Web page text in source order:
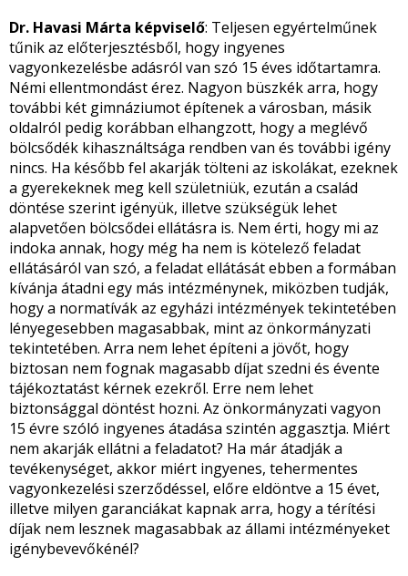
Dr. Havasi Márta képviselő: Teljesen egyértelműnek
tűnik az előterjesztésből, hogy ingyenes
vagyonkezelésbe adásról van szó 15 éves időtartamra.
Némi ellentmondást érez. Nagyon büszkék arra, hogy
további két gimnáziumot építenek a városban, másik
oldalról pedig korábban elhangzott, hogy a meglévő
bölcsődék kihasználtsága rendben van és további igény
nincs. Ha később fel akarják tölteni az iskolákat, ezeknek
a gyerekeknek meg kell születniük, ezután a család
döntése szerint igényük, illetve szükségük lehet
alapvetően bölcsődei ellátásra is. Nem érti, hogy mi az
indoka annak, hogy még ha nem is kötelező feladat
ellátásáról van szó, a feladat ellátását ebben a formában
kívánja átadni egy más intézménynek, miközben tudják,
hogy a normatívák az egyházi intézmények tekintetében
lényegesebben magasabbak, mint az önkormányzati
tekintetében. Arra nem lehet építeni a jövőt, hogy
biztosan nem fognak magasabb díjat szedni és évente
tájékoztatást kérnek ezekről. Erre nem lehet
biztonsággal döntést hozni. Az önkormányzati vagyon
15 évre szóló ingyenes átadása szintén aggasztja. Miért
nem akarják ellátni a feladatot? Ha már átadják a
tevékenységet, akkor miért ingyenes, tehermentes
vagyonkezelési szerződéssel, előre eldöntve a 15 évet,
illetve milyen garanciákat kapnak arra, hogy a térítési
díjak nem lesznek magasabbak az állami intézményeket
igénybevevőkénél?